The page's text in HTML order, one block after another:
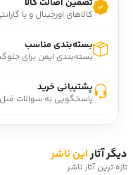
تضمین اصالت کالا
کالاهای اورجینال و با
بسته‌بندی مناسب
بسته‌بندی ایمن برای
پشتیبانی خرید
پاسخگویی به سوالات قبل
دیگر آثاراین ناشر
تازه ترین آثار ناشر